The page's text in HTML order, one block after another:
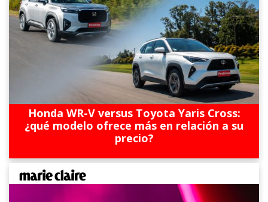
Honda WR-V versus Toyota Yaris Cross:
¿qué modelo ofrece más en relación a su
precio?